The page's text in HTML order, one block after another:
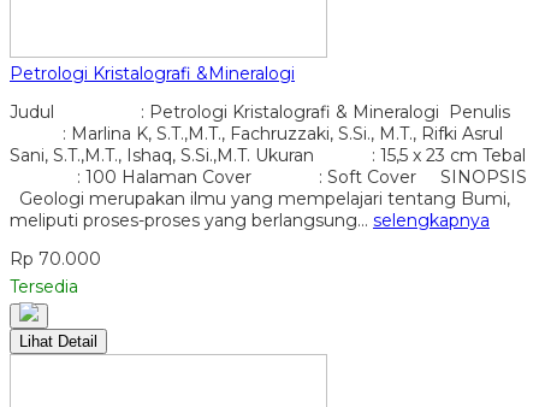
Petrologi Kristalografi &Mineralogi
Judul : Petrologi Kristalografi & Mineralogi Penulis
: Marlina K, S.T.,M.T., Fachruzzaki, S.Si., M.T., Rifki Asrul
Sani, S.T.,M.T., Ishaq, S.Si.,M.T. Ukuran : 15,5 x 23 cm Tebal
: 100 Halaman Cover : Soft Cover SINOPSIS
Geologi merupakan ilmu yang mempelajari tentang Bumi,
meliputi proses-proses yang berlangsung… selengkapnya
Rp 70.000
Tersedia
Lihat Detail